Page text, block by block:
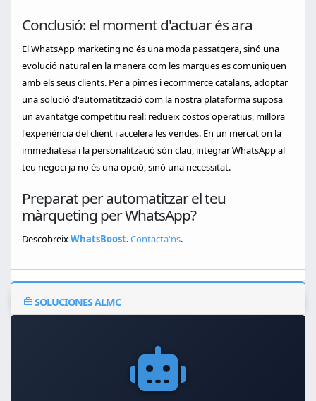
Conclusió: el moment d'actuar és ara
El WhatsApp marketing no és una moda passatgera, sinó una
evolució natural en la manera com les marques es comuniquen
amb els seus clients. Per a pimes i ecommerce catalans, adoptar
una solució d'automatització com la nostra plataforma suposa
un avantatge competitiu real: redueix costos operatius, millora
l'experiència del client i accelera les vendes. En un mercat on la
immediatesa i la personalització són clau, integrar WhatsApp al
teu negoci ja no és una opció, sinó una necessitat.
Preparat per automatitzar el teu
màrqueting per WhatsApp?
DescobreixWhatsBoost.Contacta'ns.
SOLUCIONES ALMC